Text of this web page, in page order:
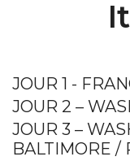
JOUR 1 -
JOUR 2 –
JOUR 3 –
BALTIMORE /